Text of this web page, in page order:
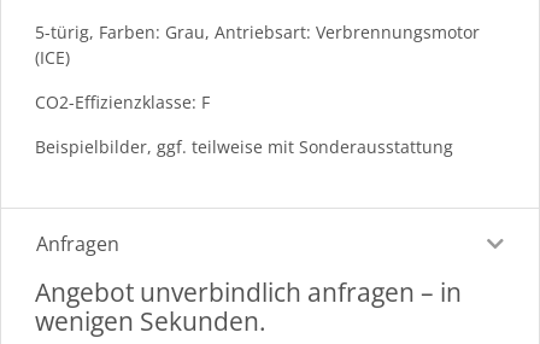
5-türig, Farben: Grau, Antriebsart: Verbrennungsmotor
(ICE)
CO2-Effizienzklasse: F
Beispielbilder, ggf. teilweise mit Sonderausstattung
Anfragen
Angebot unverbindlich anfragen – in
wenigen Sekunden.